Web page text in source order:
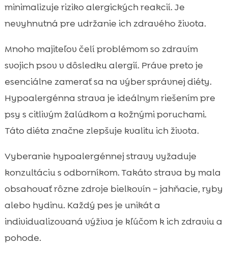
minimalizuje riziko alergických reakcií. Je
nevyhnutná pre udržanie ich zdravého života.
Mnoho majiteľov čelí problémom so zdravím
svojich psov v dôsledku alergií. Práve preto je
esenciálne zamerať sa na výber správnej diéty.
Hypoalergénna strava je ideálnym riešením pre
psy s citlivým žalúdkom a kožnými poruchami.
Táto diéta značne zlepšuje kvalitu ich života.
Vyberanie hypoalergénnej stravy vyžaduje
konzultáciu s odborníkom. Takáto strava by mala
obsahovať rôzne zdroje bielkovín – jahňacie, ryby
alebo hydinu. Každý pes je unikát a
individualizovaná výživa je kľúčom k ich zdraviu a
pohode.